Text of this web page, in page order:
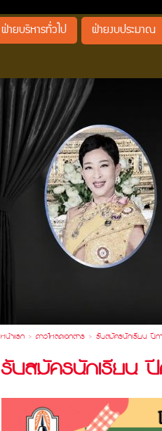
ฝ่ายบริหารทั่วไป ฝ่ายงบประมาณ
หน้าแรก> ดาวโหลดเอกสาร> รับสมัครนักเรียน ปี
รับสมัครนักเรียน